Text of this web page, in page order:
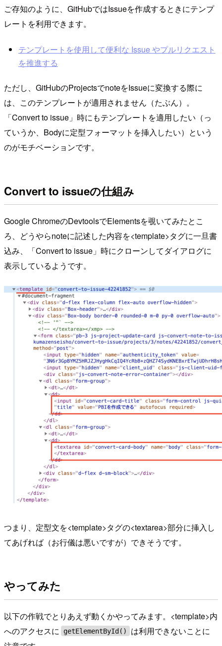
ご存知のように、GitHubではIssueを作成するときにテンプ
レートを利用できます。
テンプレートを使用して便利な Issue やプルリクエスト
を推進する
ただし、GitHubのProjectsでnoteをIssueに変換する際に
は、このテンプレートが適用されません（たぶん）。
「Convert to issue」時にもテンプレートを適用したい（っ
ていうか、Bodyに定型フォーマットを挿入したい）という
のがモチベーションです。
Convert to issueの仕組み
Google ChromeのDevtoolsでElementsを覗いてみたとこ
ろ、どうやらnoteに記述した内容を<template>タグに一旦書
込み、「Convert to issue」時にクローンしてダイアログに
表示しているようです。
つまり、定型文を<template>タグの<textarea>部分に挿入し
てあげれば（お行儀は悪いですが）できそうです。
やってみた
以下の作戦でとりあえず動くかやってみます。<template>内
へのアクセスに
getElementById()
は利用できないことに